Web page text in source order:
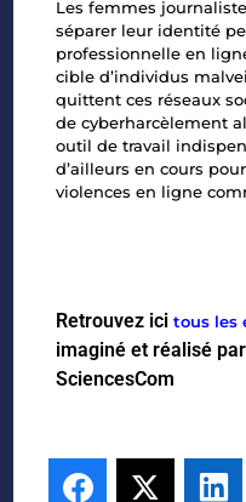
Les femmes
séparer leur identité
professionnelle en
cible d’individus
quittent ces réseaux
decyberharcèlement
outil de travail
d’ailleurs en cours
violences en ligne
Retrouvez icitous les
imaginé et réalisé
SciencesCom
Facebook
Twitter